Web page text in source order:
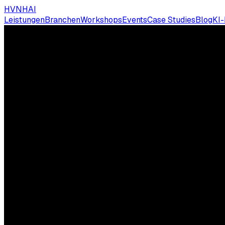
HVNHAI
LeistungenBranchenWorkshopsEventsCase StudiesBlog